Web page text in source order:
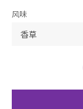
风味